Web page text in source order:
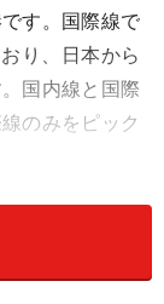
す。国際線で
り、日本から
国内線と国際
のみをピック